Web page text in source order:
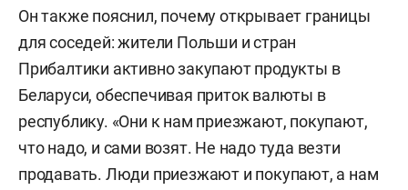
Он также пояснил, почему открывает границы
для соседей: жители Польши и стран
Прибалтики активно закупают продукты в
Беларуси, обеспечивая приток валюты в
республику. «Они к нам приезжают, покупают,
что надо, и сами возят. Не надо туда везти
продавать. Люди приезжают и покупают, а нам